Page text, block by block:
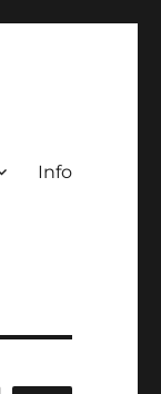
Info